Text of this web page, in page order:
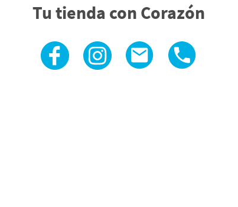
Tu tienda con Corazón